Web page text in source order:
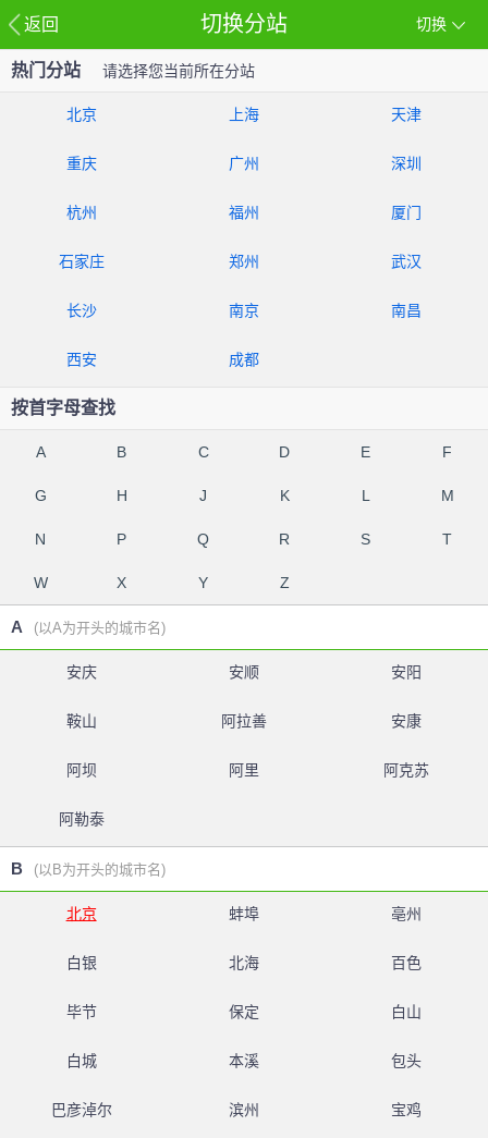
返回 切换
切换分站
热门分站 请选择您当前所在分站
北京 上海 天津
重庆 广州 深圳
杭州 福州 厦门
石家庄 郑州 武汉
长沙 南京 南昌
西安 成都
按首字母查找
A B C D E F
G H J K L M
N P Q R S T
W X Y Z
A (以A为开头的城市名)
安庆 安顺 安阳
鞍山 阿拉善 安康
阿坝 阿里 阿克苏
阿勒泰
B (以B为开头的城市名)
北京 蚌埠 亳州
白银 北海 百色
毕节 保定 白山
白城 本溪 包头
巴彦淖尔 滨州 宝鸡